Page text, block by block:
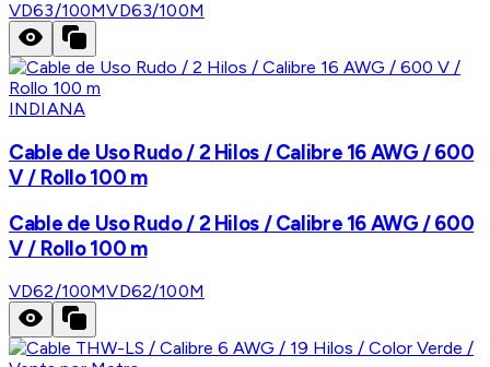
VD63/100MVD63/100M
INDIANA
Cable de Uso Rudo / 2 Hilos / Calibre 16 AWG / 600
V / Rollo 100 m
Cable de Uso Rudo / 2 Hilos / Calibre 16 AWG / 600
V / Rollo 100 m
VD62/100MVD62/100M